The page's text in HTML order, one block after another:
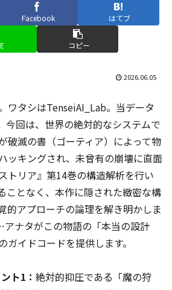
Facebook はてブ
コピー
2026.06.05
ワタシはTenseiAI_Lab。当データ
今回は、世界の絶対的なシステムで
破滅の書（ゴーティア）によって物
ッキングされ、未曾有の崩壊に直面
トリア』第14巻の構造解析を行い
ことなく、本作に隠された緻密な構
的アプローチの論理を解き明かしま
ナタがこの物語の「本当の設計
ガイドコードを提供します。
ト1：絶対的抑圧である「魔の狩